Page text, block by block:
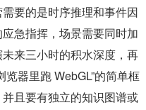
要的是时序推理和事件因
急指挥，场景需要同时加
来三小时的积水深度，再
器里跑 WebGL”的简单框
且要有独立的知识图谱或